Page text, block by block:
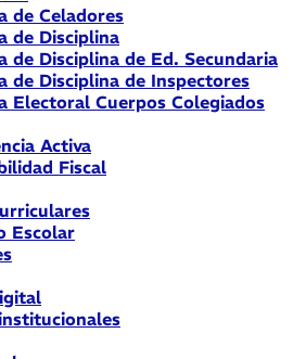
de Celadores
de Disciplina
de Disciplina de Ed. Secundaria
de Disciplina de Inspectores
Electoral Cuerpos Colegiados
Activa
Fiscal
Escolar